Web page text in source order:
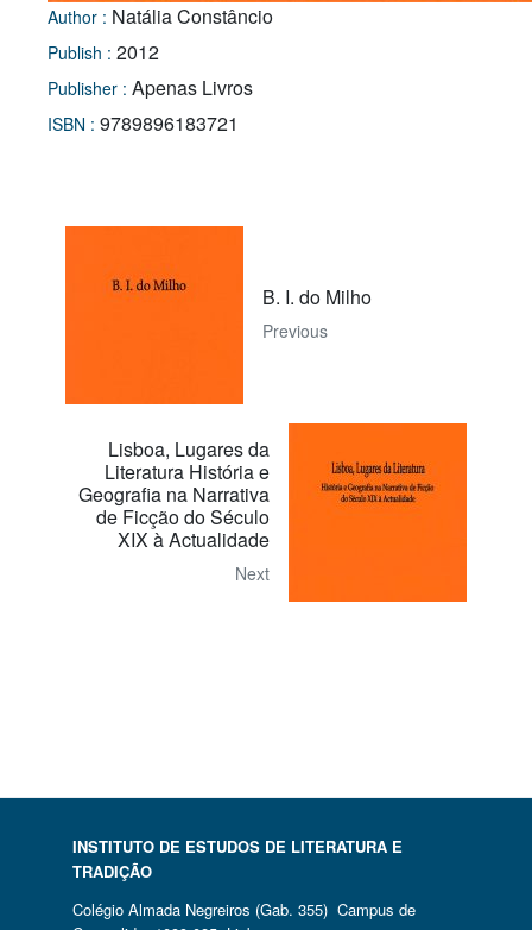
Author : Natália Constâncio
Publish : 2012
Publisher : Apenas Livros
ISBN : 9789896183721
B. I. do Milho
Previous
Lisboa, Lugares da
Literatura História e
Geografia na Narrativa
de Ficção do Século
XIX à Actualidade
Next
INSTITUTO DE ESTUDOS DE LITERATURA E
TRADIÇÃO
Colégio Almada Negreiros (Gab. 355) Campus de